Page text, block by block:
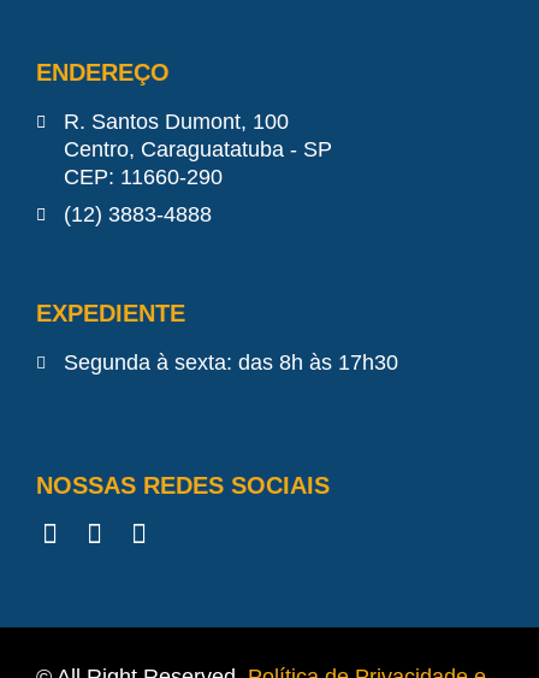
ENDEREÇO
R. Santos Dumont, 100
Centro, Caraguatatuba - SP
CEP: 11660-290
(12) 3883-4888
EXPEDIENTE
Segunda à sexta: das 8h às 17h30
NOSSAS REDES SOCIAIS